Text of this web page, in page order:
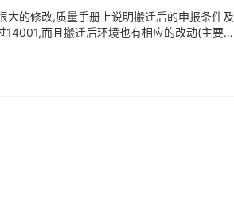
的修改,质量手册上说明搬迁后的申报条件及
而且搬迁后环境也有相应的改动(主要指